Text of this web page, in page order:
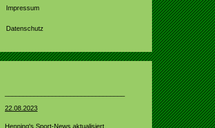
Impressum
Datenschutz
22.08.2023
Henning's Sport-News aktualisiert